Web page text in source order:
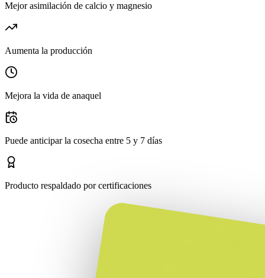
Mejor asimilación de calcio y magnesio
Aumenta la producción
Mejora la vida de anaquel
Puede anticipar la cosecha entre 5 y 7 días
Producto respaldado por certificaciones